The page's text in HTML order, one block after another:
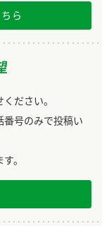
ら
ださい。
番号のみで投稿い
。